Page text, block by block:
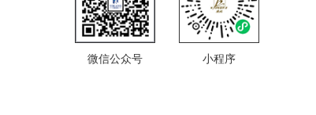
小程序
微信公众号